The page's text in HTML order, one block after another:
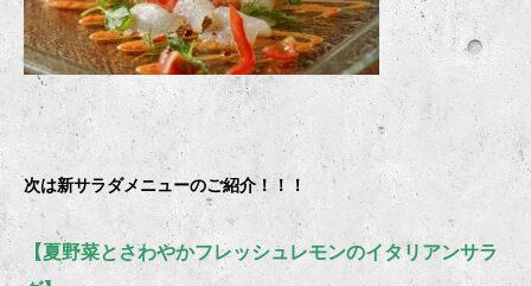
次は新サラダメニューのご紹介！！！
【夏野菜とさわやかフレッシュレモンのイタリアンサラ